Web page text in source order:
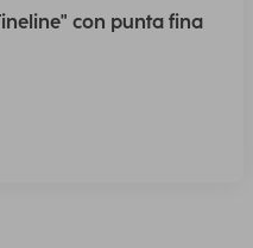
con punta fina